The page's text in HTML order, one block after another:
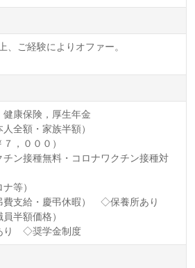
、ご経験によりオファー。
健康保険，厚生年金
全額・家族半額）
，０００）
ン接種無料・コロナワクチン接種対
等）
費支給・慶弔休暇） ◇保養所あり
半額価格）
り ◇奨学金制度